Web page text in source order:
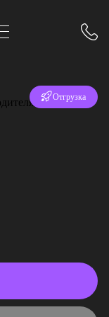
Отгрузка